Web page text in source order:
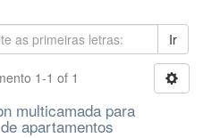
Ir
1-1 of 1
multicamada para
apartamentos